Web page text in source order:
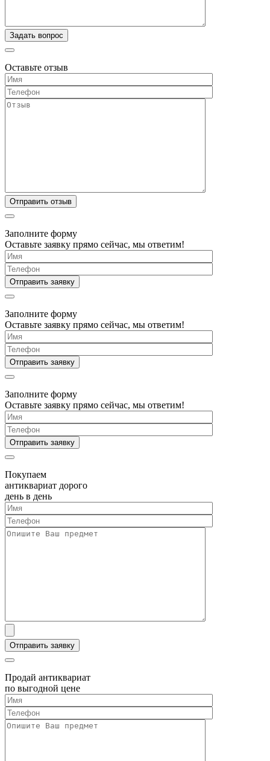
Оставьте отзыв
Заполните форму
Оставьте заявку прямо сейчас, мы ответим!
Заполните форму
Оставьте заявку прямо сейчас, мы ответим!
Заполните форму
Оставьте заявку прямо сейчас, мы ответим!
Покупаем
антиквариат дорого
день в день
Продай антиквариат
по выгодной цене